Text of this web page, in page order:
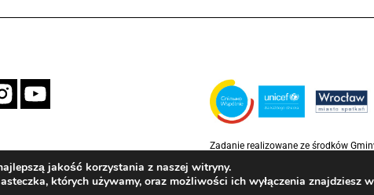
Zadanie realizowane ze środków
Rzecz Dzieci (UNICEF)
jakość korzystania z naszej witryny.
których używamy, oraz możliwości ich wyłączenia znajdziesz w